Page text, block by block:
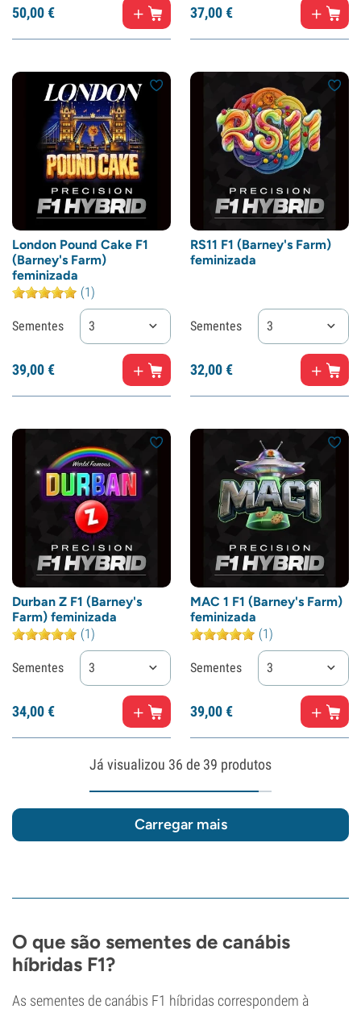
50,00€ 37,00€
London Pound Cake F1
(Barney's Farm)
feminizada
(1)
Sementes 3
39,00€
RS11 F1 (Barney's Farm)
feminizada
Sementes 3
32,00€
Durban Z F1 (Barney's
Farm) feminizada
(1)
Sementes 3
34,00€
MAC 1 F1 (Barney's Farm)
feminizada
(1)
Sementes 3
39,00€
Já visualizou 36 de 39 produtos
Carregar mais
O que são sementes de canábis
híbridas F1?
As sementes de canábis F1 híbridas correspondem à